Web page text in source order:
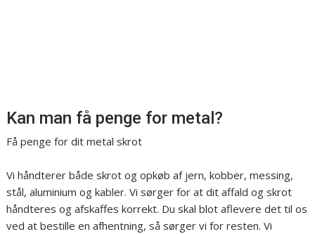
Kan man få penge for metal?
Få penge for dit metal skrot
Vi håndterer både skrot og opkøb af jern, kobber, messing,
stål, aluminium og kabler. Vi sørger for at dit affald og skrot
håndteres og afskaffes korrekt. Du skal blot aflevere det til os
ved at bestille en afhentning, så sørger vi for resten. Vi